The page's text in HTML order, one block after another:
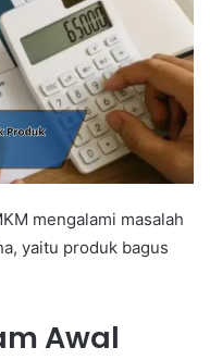
mengalami masalah
yaitu produk bagus
Awal